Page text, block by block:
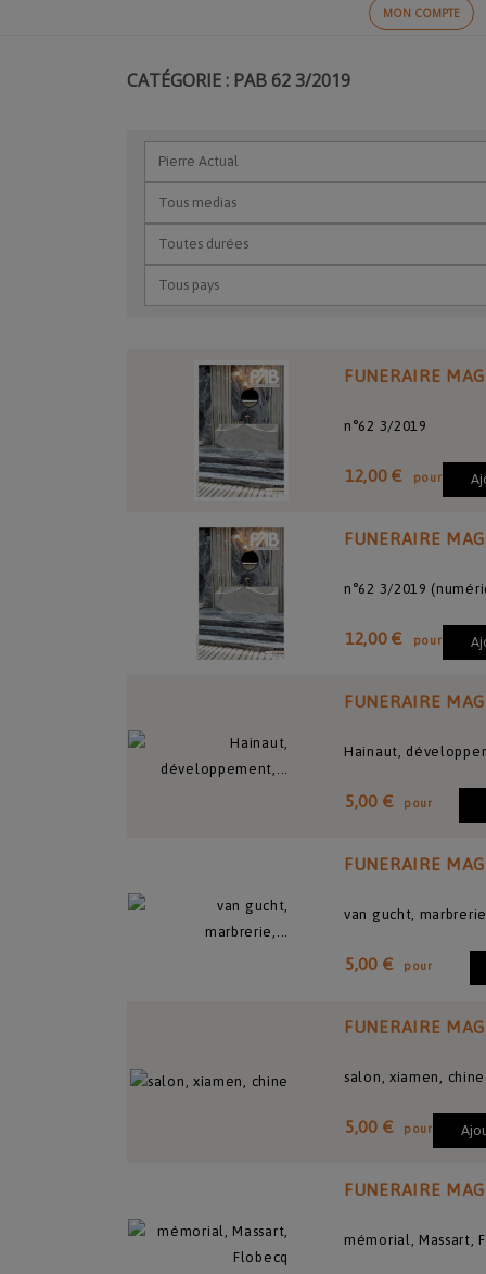
MON COMPTE
CATÉGORIE : PAB 62 3/2019
FUNERAIRE MAG
n°62 3/2019
12,00 € pour
FUNERAIRE MAG
n°62 3/2019
12,00 € pour
FUNERAIRE MAG
Hainaut,
5,00 € pour
FUNERAIRE MAG
van gucht,
5,00 € pour
FUNERAIRE MAG
salon, xiamen, chine
5,00 € pour
FUNERAIRE MAG
mémorial, Massart,